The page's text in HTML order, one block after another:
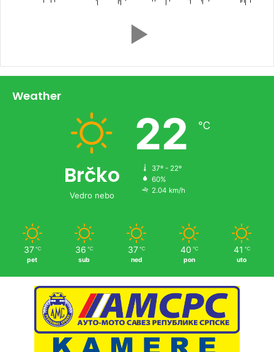
Weather
Brčko
Vedro nebo
22 ℃
37º - 22º
60%
2.04 km/h
37 ℃
pet
36 ℃
sub
37 ℃
ned
40 ℃
pon
41 ℃
uto